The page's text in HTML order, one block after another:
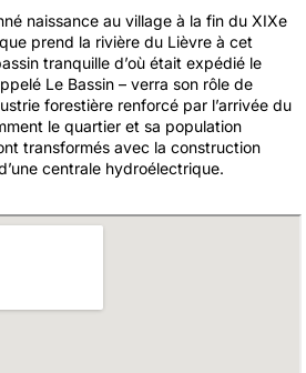
naissance au village à la fin du XIXe
prend la rivière du Lièvre à cet
tranquille d’où était expédié le
Le Bassin – verra son rôle de
forestière renforcé par l’arrivée du
le quartier et sa population
transformés avec la construction
centrale hydroélectrique.